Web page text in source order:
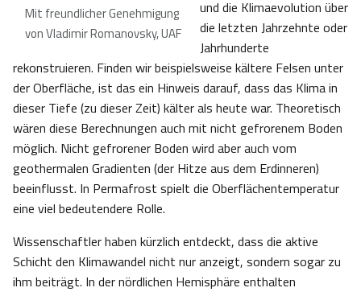
Mit freundlicher Genehmigung
von Vladimir Romanovsky, UAF
und die Klimaevolution über
die letzten Jahrzehnte oder
Jahrhunderte
rekonstruieren. Finden wir beispielsweise kältere Felsen unter
der Oberfläche, ist das ein Hinweis darauf, dass das Klima in
dieser Tiefe (zu dieser Zeit) kälter als heute war. Theoretisch
wären diese Berechnungen auch mit nicht gefrorenem Boden
möglich. Nicht gefrorener Boden wird aber auch vom
geothermalen Gradienten (der Hitze aus dem Erdinneren)
beeinflusst. In Permafrost spielt die Oberflächentemperatur
eine viel bedeutendere Rolle.
Wissenschaftler haben kürzlich entdeckt, dass die aktive
Schicht den Klimawandel nicht nur anzeigt, sondern sogar zu
ihm beiträgt. In der nördlichen Hemisphäre enthalten